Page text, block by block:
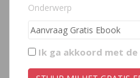
Onderwerp
Ik ga akkoord met de